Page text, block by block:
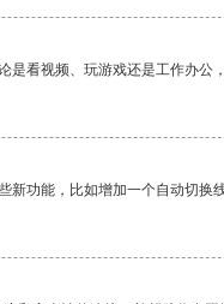
看视频、玩游戏还是工作办公
功能，比如增加一个自动切换